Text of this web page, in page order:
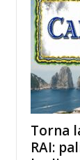
Torna
RAI: